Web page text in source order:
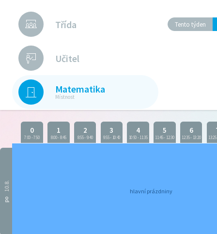
Třída
Učitel
Matematika
Místnost
Tento týden
0
7:00-7:50
1
8:00-8:45
2
8:55-9:40
3
9:55- 10:40
4
10:50-11:35
5
11:45- 12:30
6
12:35- 13:20 13:25
po
10.8. hlavní prázdniny